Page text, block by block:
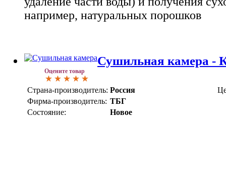
например, натуральных порошков
Оцените товар
Сушильная камера -
Страна-производитель: Россия
Фирма-производитель: ТБГ
Состояние:
Новое